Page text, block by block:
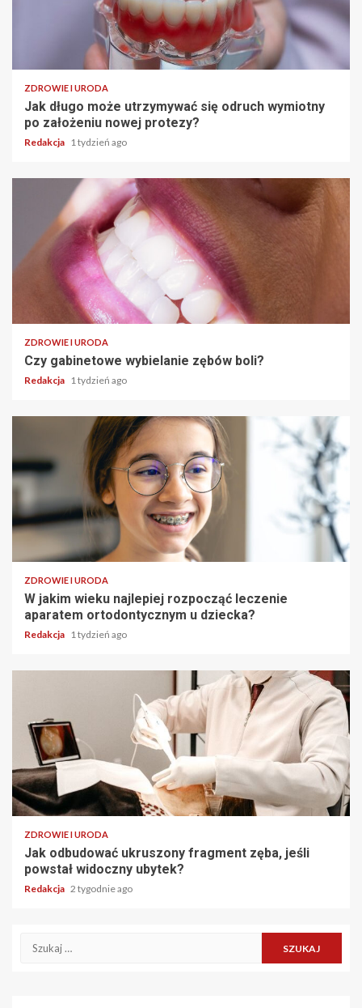
ZDROWIE I URODA
Jak długo może utrzymywać się odruch wymiotny
po założeniu nowej protezy?
Redakcja 1 tydzień ago
ZDROWIE I URODA
Czy gabinetowe wybielanie zębów boli?
Redakcja 1 tydzień ago
ZDROWIE I URODA
W jakim wieku najlepiej rozpocząć leczenie
aparatem ortodontycznym u dziecka?
Redakcja 1 tydzień ago
ZDROWIE I URODA
Jak odbudować ukruszony fragment zęba, jeśli
powstał widoczny ubytek?
Redakcja 2 tygodnie ago
Szukaj: